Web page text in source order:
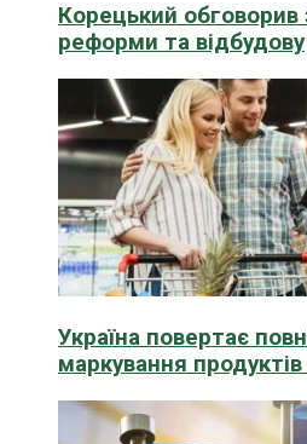
Корецький обговорив
реформи та відбудову
Україна повертає
маркування